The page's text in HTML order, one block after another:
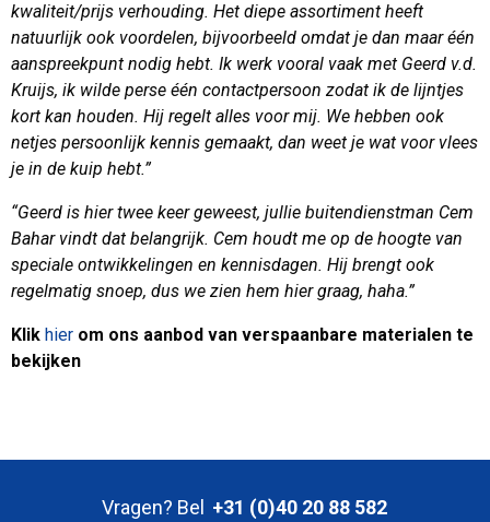
kwaliteit/prijs verhouding. Het diepe assortiment heeft
natuurlijk ook voordelen, bijvoorbeeld omdat je dan maar één
aanspreekpunt nodig hebt. Ik werk vooral vaak met Geerd v.d.
Kruijs, ik wilde perse één contactpersoon zodat ik de lijntjes
kort kan houden. Hij regelt alles voor mij. We hebben ook
netjes persoonlijk kennis gemaakt, dan weet je wat voor vlees
je in de kuip hebt.”
“Geerd is hier twee keer geweest, jullie buitendienstman Cem
Bahar vindt dat belangrijk. Cem houdt me op de hoogte van
speciale ontwikkelingen en kennisdagen. Hij brengt ook
regelmatig snoep, dus we zien hem hier graag, haha.”
Klik hier om ons aanbod van verspaanbare materialen te
bekijken
Vragen? Bel +31 (0)40 20 88 582